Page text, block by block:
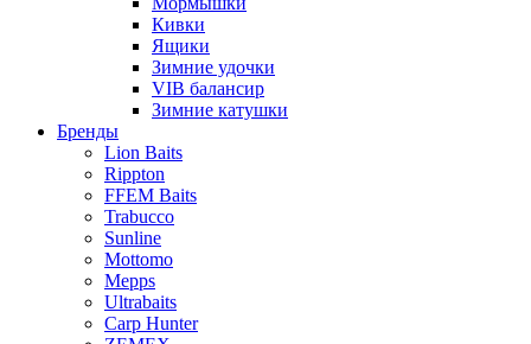
Кивки
Ящики
Зимние удочки
VIB балансир
Зимние катушки
Бренды
Lion Baits
Rippton
FFEM Baits
Trabucco
Sunline
Mottomo
Mepps
Ultrabaits
Carp Hunter